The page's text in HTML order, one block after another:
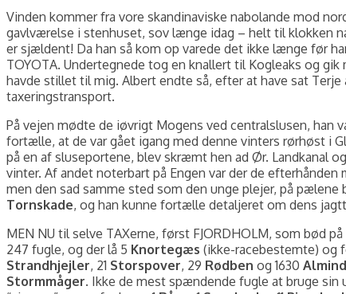
Vinden kommer fra vore skandinaviske nabolande mod
gavlværelse i stenhuset, sov længe idag – helt til klokken
er sjældent! Da han så kom op varede det ikke længe før
TOYOTA. Undertegnede tog en knallert til Kogleaks og
havde stillet til mig. Albert endte så, efter at have sat
taxeringstransport.
På vejen mødte de iøvrigt Mogens ved centralslusen, han
fortælle, at de var gået igang med denne vinters rørhøst i
på en af sluseportene, blev skræmt hen ad Ør. Landkanal
vinter. Af andet noterbart på Engen var der de
men den sad samme sted som den unge plejer, på
Tornskade, og han kunne fortælle detaljeret om dens
MEN NU til selve TAXerne, først FJORDHOLM, som bød på
247 fugle, og der lå 5 Knortegæs (ikke-racebestemte) og
Strandhjejler, 21 Storspover, 29 Rødben og 1630
Stormmåger. Ikke de mest spændende fugle at bruge